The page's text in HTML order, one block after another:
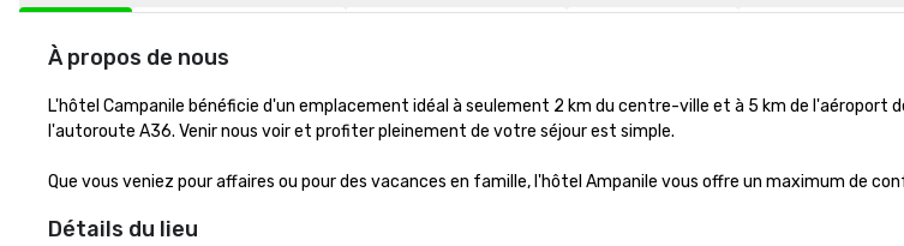
À propos de nous
L'hôtel Campanile bénéficie d'un emplacement idéal à seulement 2 km du centre-ville et à 5 km de l'aéroport
l'autoroute A36. Venir nous voir et profiter pleinement de votre séjour est simple.
Que vous veniez pour affaires ou pour des vacances en famille, l'hôtel Ampanile vous offre un maximum de
Détails du lieu